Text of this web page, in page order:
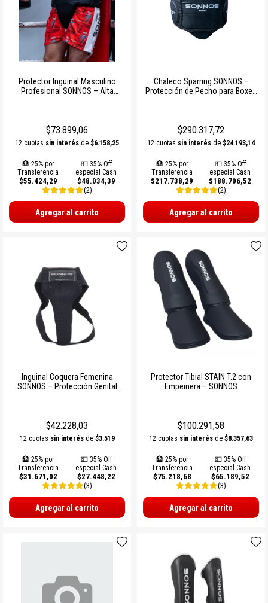
Protector Inguinal Masculino
Profesional SONNOS – Alta
$73.899,06
12 cuotas sin interés de $6.158,25
🏦 25% por
Transferencia
$55.424,29
💵 35% Off
especial Cash
$48.034,39
(2)
Agregar al carrito
Chaleco Sparring SONNOS –
Protección de Pecho para Boxeo
$290.317,72
12 cuotas sin interés de $24.193,14
🏦 25% por
Transferencia
$217.738,29
💵 35% Off
especial Cash
$188.706,52
(2)
Agregar al carrito
Inguinal Coquera Femenina
SONNOS – Protección Genital
$42.228,03
12 cuotas sin interésde $3.519
🏦 25% por
Transferencia
$31.671,02
💵 35% Off
especial Cash
$27.448,22
(3)
Agregar al carrito
Protector Tibial STAIN T.2 con
Empeinera – SONNOS
$100.291,58
12 cuotas sin interés de $8.357,63
🏦 25% por
Transferencia
$75.218,68
💵 35% Off
especial Cash
$65.189,52
(3)
Agregar al carrito